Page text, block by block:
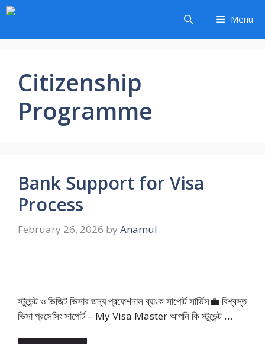
Skip
content
Menu
Citizenship
Programme
Bank Support for Visa
Process
February 26, 2026 by Anamul
স্টুডেন্ট ও ভিজিট ভিসার জন্য প্রফেশনাল ব্যাংক সাপোর্ট সার্ভিস💼 বিশ্বস্ত
ভিসা প্রসেসিং সাপোর্ট – My Visa Master আপনি কি স্টুডেন্ট …